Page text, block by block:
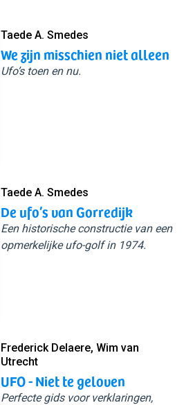
Taede A. Smedes
We zijn misschien niet alleen
Ufo’s toen en nu.
Taede A. Smedes
De ufo’s van Gorredijk
Een historische constructie van een
opmerkelijke ufo-golf in 1974.
Frederick Delaere, Wim van
Utrecht
UFO - Niet te geloven
Perfecte gids voor verklaringen,